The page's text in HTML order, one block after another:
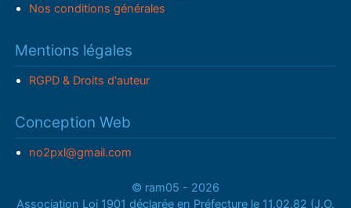
Nos conditions générales
Mentions légales
RGPD & Droits d'auteur
Conception Web
no2pxl@gmail.com
© ram05 - 2026
Association Loi 1901 déclarée en Préfecture le 11.02.82 (J.O.